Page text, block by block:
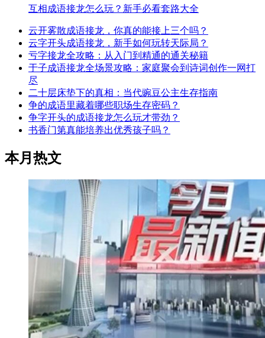
互相成语接龙怎么玩？新手必看套路大全
云开雾散成语接龙，你真的能接上三个吗？
云字开头成语接龙，新手如何玩转天际局？
亏字接龙全攻略：从入门到精通的通关秘籍
于子成语接龙全场景攻略：家庭聚会到诗词创作一网打
尽
二十层床垫下的真相：当代豌豆公主生存指南
争的成语里藏着哪些职场生存密码？
争字开头的成语接龙怎么玩才带劲？
书香门第真能培养出优秀孩子吗？
本月热文